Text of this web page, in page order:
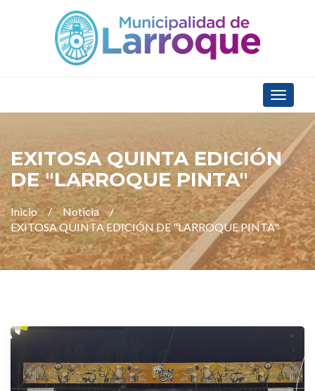
Toggle
EXITOSA QUINTA EDICIÓN
DE "LARROQUE PINTA"
Inicio
Noticia
EXITOSA QUINTA EDICIÓN DE "LARROQUE PINTA"